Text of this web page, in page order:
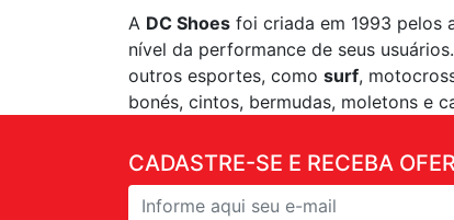
A DC Shoes foi criada em 1993 pelos
nível da performance de seus
outros esportes, como surf,
bonés, cintos, bermudas, moletons e
CADASTRE-SE E RECEBA